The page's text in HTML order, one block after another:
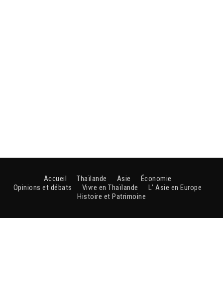
Accueil Thaïlande Asie
Économie
Opinions et débats
Vivre en Thaïlande
L’ Asie en Europe
Histoire et Patrimoine